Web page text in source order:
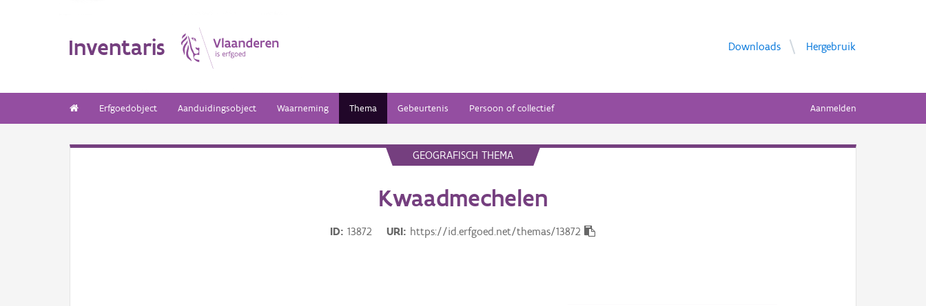
Inventaris Downloads Hergebruik
Erfgoedobject Aanduidingsobject Waarneming Thema Gebeurtenis Persoon of collectief Aanmelden
GEOGRAFISCH THEMA
Kwaadmechelen
ID 13872 URI https://id.erfgoed.net/themas/13872